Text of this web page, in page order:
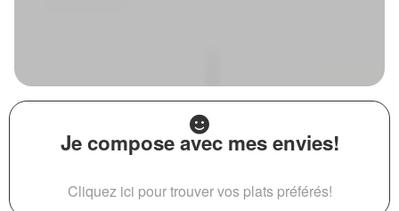
Je compose avec mes envies!
Cliquez ici pour trouver vos plats préférés!